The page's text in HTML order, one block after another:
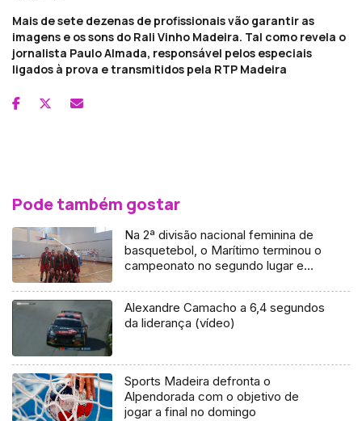
Mais de sete dezenas de profissionais vão garantir as
imagens e os sons do Rali Vinho Madeira. Tal como revela o
jornalista Paulo Almada, responsável pelos especiais
ligados à prova e transmitidos pela RTP Madeira
Pode também gostar
Na 2ª divisão nacional feminina de
basquetebol, o Marítimo terminou o
campeonato no segundo lugar e
frente ao Tubarões por 73-43
Alexandre Camacho a 6,4 segundos
da liderança (vídeo)
Sports Madeira defronta o
Alpendorada com o objetivo de
jogar a final no domingo